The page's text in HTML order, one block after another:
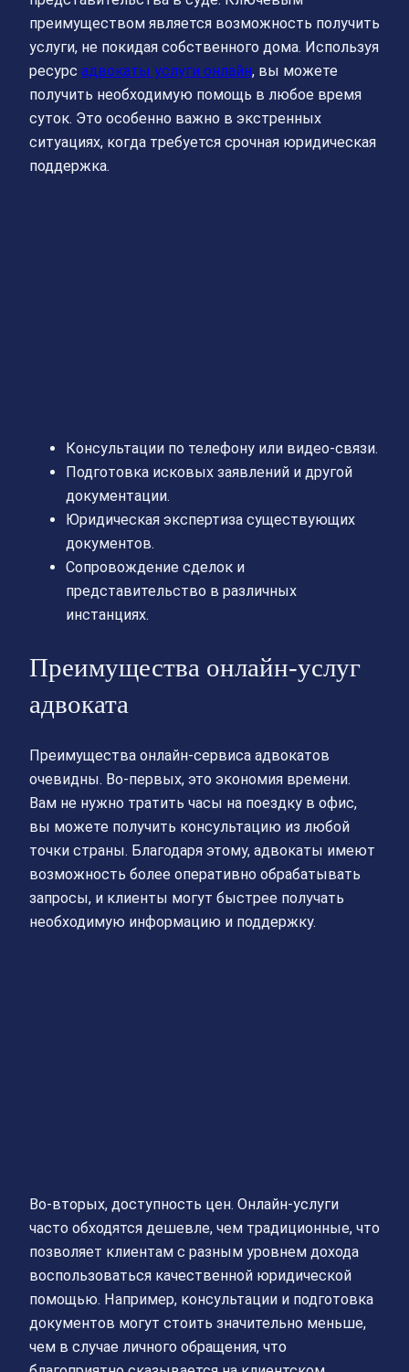
преимуществом является возможность получить
услуги, не покидая собственного дома. Используя
ресурс адвокаты услуги онлайн, вы можете
получить необходимую помощь в любое время
суток. Это особенно важно в экстренных
ситуациях, когда требуется срочная юридическая
поддержка.
Консультации по телефону или видео-связи.
Подготовка исковых заявлений и другой
документации.
Юридическая экспертиза существующих
документов.
Сопровождение сделок и
представительство в различных
инстанциях.
Преимущества онлайн-услуг
адвоката
Преимущества онлайн-сервиса адвокатов
очевидны. Во-первых, это экономия времени.
Вам не нужно тратить часы на поездку в офис,
вы можете получить консультацию из любой
точки страны. Благодаря этому, адвокаты имеют
возможность более оперативно обрабатывать
запросы, и клиенты могут быстрее получать
необходимую информацию и поддержку.
Во-вторых, доступность цен. Онлайн-услуги
часто обходятся дешевле, чем традиционные, что
позволяет клиентам с разным уровнем дохода
воспользоваться качественной юридической
помощью. Например, консультации и подготовка
документов могут стоить значительно меньше,
чем в случае личного обращения, что